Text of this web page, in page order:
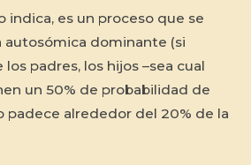
indica, es un proceso que se
autosómica dominante (si
padres, los hijos –sea cual
un 50% de probabilidad de
padece alrededor del 20% de la